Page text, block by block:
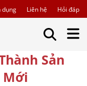
dụng Liên hệ Hỏi đáp
Sản
Mới